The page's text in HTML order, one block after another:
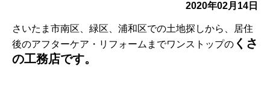
2020年02月14日
さいたま市南区、緑区、浦和区での土地探しから、居住
後のアフターケア・リフォームまでワンストップの くさ
の工務店です。